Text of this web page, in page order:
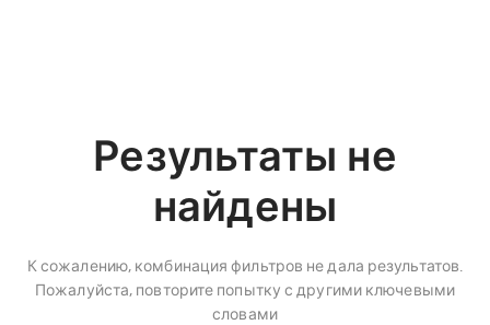
Результаты не
найдены
К сожалению, комбинация фильтров не дала результатов.
Пожалуйста, повторите попытку с другими ключевыми
словами